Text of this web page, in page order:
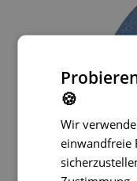
🍪
Wir
einwandfreie